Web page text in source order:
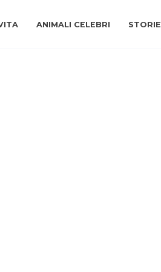
ANIMALI CELEBRI